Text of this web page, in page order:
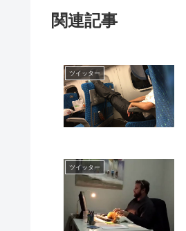
関連記事
ツイッター
ツイッター